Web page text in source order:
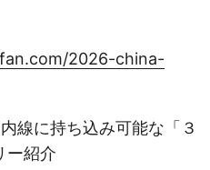
2026-china-
線に持ち込み可能な「３
ー紹介